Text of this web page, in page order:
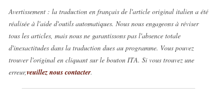
Avertissement : la traduction en français de l'article original italien a été
réalisée à l'aide d'outils automatiques. Nous nous engageons à réviser
tous les articles, mais nous ne garantissons pas l'absence totale
d'inexactitudes dans la traduction dues au programme. Vous pouvez
trouver l'original en cliquant sur le bouton ITA. Si vous trouvez une
erreur,veuillez nous contacter.